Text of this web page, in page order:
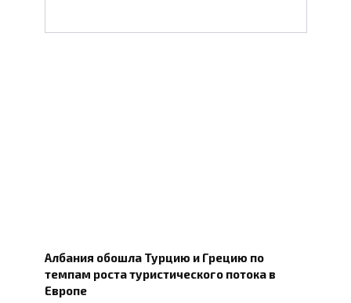
Албания обошла Турцию и Грецию по
темпам роста туристического потока в
Европе